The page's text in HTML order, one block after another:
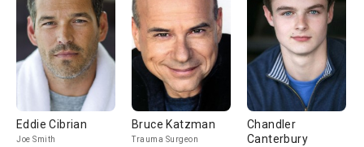
Eddie Cibrian
Joe Smith
Bruce Katzman
Trauma Surgeon
Chandler
Canterbury